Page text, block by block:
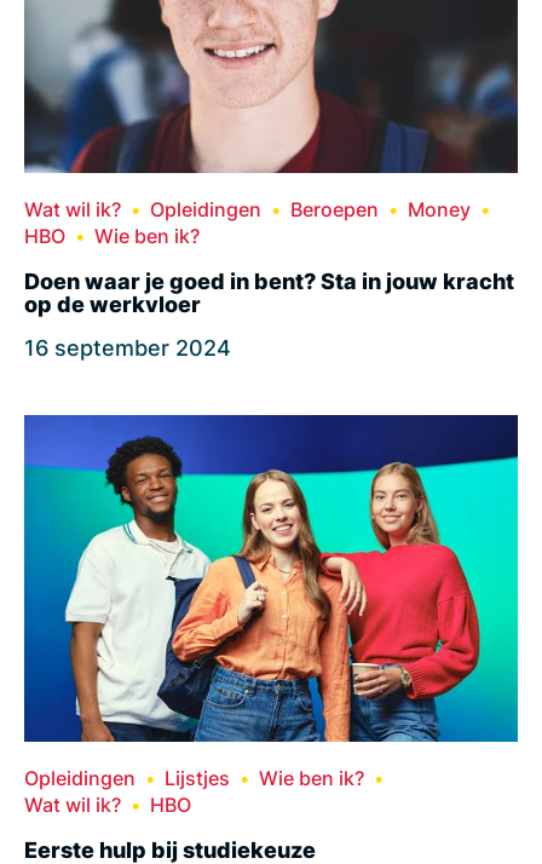
Wat wil ik? Opleidingen Beroepen
Money
HBO
Wie ben ik?
Doen waar je goed in bent? Sta in jouw kracht
op de werkvloer
16 september 2024
Opleidingen Lijstjes
Wie ben ik?
Wat wil ik?
HBO
Eerste hulp bij studiekeuze